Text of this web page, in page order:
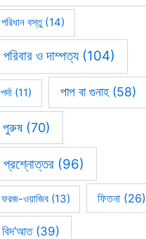
পরিধান বস্তু(14)
পরিবার ও দাম্পত্য(104)
পর্দা (11) পাপ বা গুনাহ(58)
পুরুষ (70)
প্রশ্নোত্তর(96)
ফরজ-ওয়াজিব(13) ফিতনা(26)
বিদ’আত(39)